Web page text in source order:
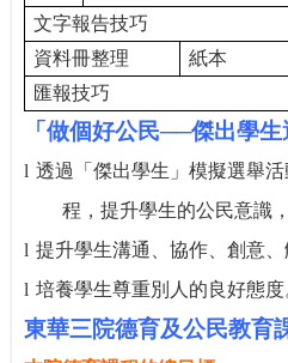
文字報告技巧
資料冊整理
紙本
匯報技巧
「做個好公民──傑出學生
l 透過「傑出學生」模擬選舉
程，提升學生的公民意識
l 提升學生溝通、協作、創意、
l 培養學生尊重別人的良好態度
東華三院德育及公民教育